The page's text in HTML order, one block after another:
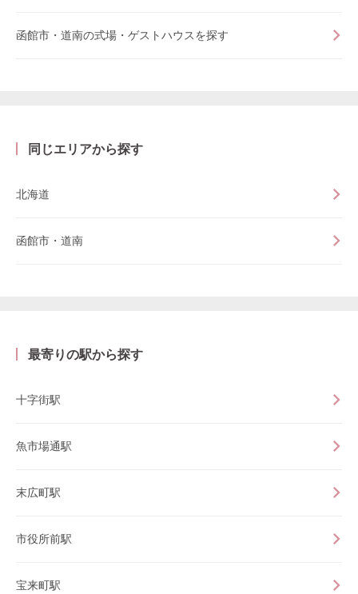
函館市・道南の式場・ゲストハウスを探す
同じエリアから探す
北海道
函館市・道南
最寄りの駅から探す
十字街駅
魚市場通駅
末広町駅
市役所前駅
宝来町駅